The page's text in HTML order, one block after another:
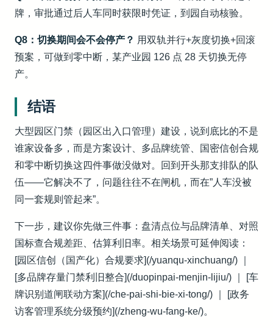
牌，审批通过后人车同时获限时凭证，到园自动核验。
Q8：切换期间会不会停产？ 用双轨并行+灰度切换+回滚
预案，可做到零中断，某产业园 126 点 28 天切换无停
产。
结语
大型园区门禁（园区出入口管理）建设，说到底比的不是
谁家设备多，而是方案设计、多品牌统管、国密信创合规
和零中断切换这四件事做没做对。回到开头那支排队的队
伍——它解决不了，问题往往不在闸机，而在”人车没被
同一套规则管起来”。
下一步，建议你先做三件事：盘清点位与品牌清单、对照
国标查合规差距、估算利旧率。相关场景可延伸阅读：
[园区信创（国产化）合规要求](/yuanqu-xinchuang/) ｜
[多品牌存量门禁利旧整合](/duopinpai-menjin-lijiu/) ｜ [车
牌识别道闸联动方案](/che-pai-shi-bie-xi-tong/) ｜ [政务
访客管理系统分级预约](/zheng-wu-fang-ke/)。